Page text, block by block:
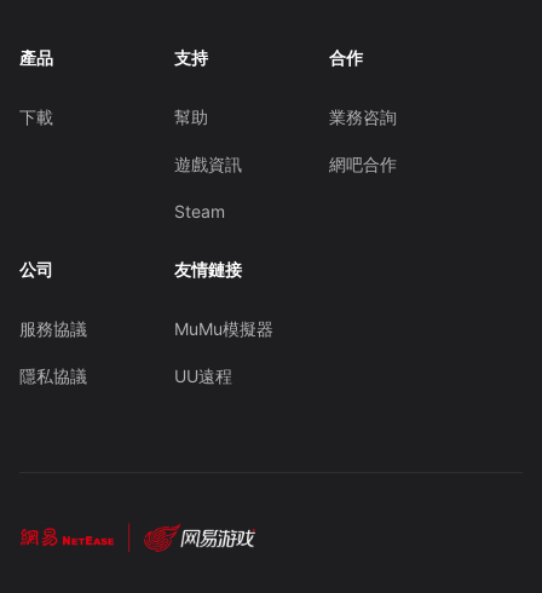
產品
下載
支持
幫助
遊戲資訊
Steam
合作
業務咨詢
網吧合作
公司
服務協議
隱私協議
友情鏈接
MuMu模擬器
UU遠程